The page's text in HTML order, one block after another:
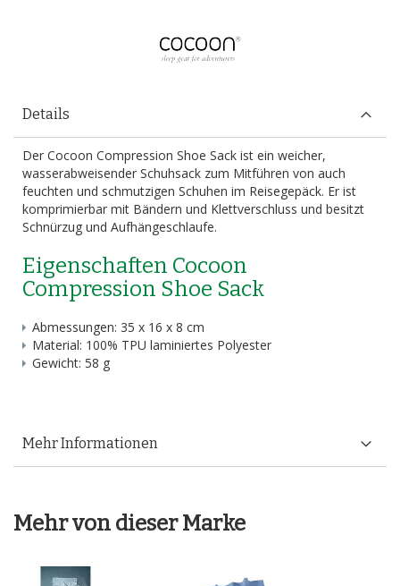
Details
Der Cocoon Compression Shoe Sack ist ein weicher,
wasserabweisender Schuhsack zum Mitführen von auch
feuchten und schmutzigen Schuhen im Reisegepäck. Er ist
komprimierbar mit Bändern und Klettverschluss und besitzt
Schnürzug und Aufhängeschlaufe.
Eigenschaften Cocoon
Compression Shoe Sack
Abmessungen: 35 x 16 x 8 cm
Material: 100% TPU laminiertes Polyester
Gewicht: 58 g
Mehr Informationen
Mehr von dieser Marke